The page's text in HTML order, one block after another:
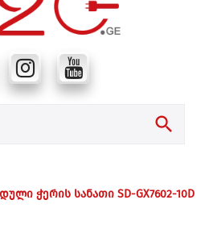
ჭერის სანათი SD-GX7602-10D